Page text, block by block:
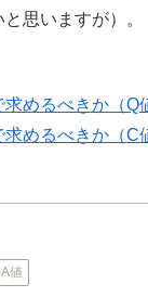
思いますが）。
めるべきか（Q
めるべきか（C
値